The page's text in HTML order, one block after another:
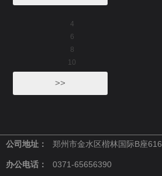
4
6
8
10
>>
公司地址： 郑州市金水区楷林国际B座616
办公电话： 0371-65656390